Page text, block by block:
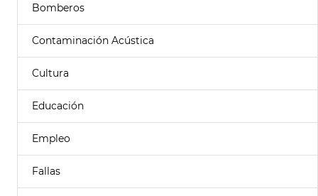
Bomberos
Contaminación Acústica
Cultura
Educación
Empleo
Fallas